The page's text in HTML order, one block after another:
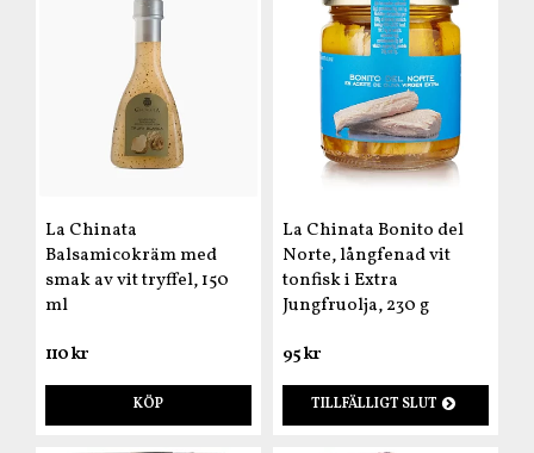
La Chinata
Balsamicokräm med
smak av vit tryffel, 150
ml
110 kr
KÖP
La Chinata Bonito del
Norte, långfenad vit
tonfisk i Extra
Jungfruolja, 230 g
95 kr
TILLFÄLLIGT SLUT